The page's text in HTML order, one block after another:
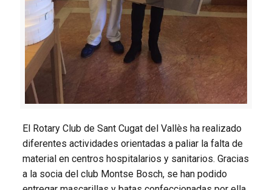
El Rotary Club de Sant Cugat del Vallès ha realizado
diferentes actividades orientadas a paliar la falta de
material en centros hospitalarios y sanitarios. Gracias
a la socia del club Montse Bosch, se han podido